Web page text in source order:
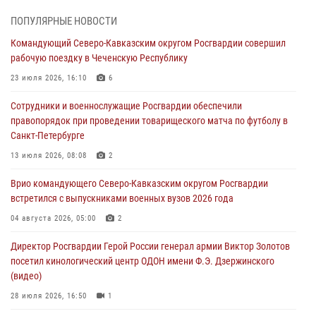
настольному теннису ко Дню физкультурника
08 августа 2026, 07:00
Кузбассе
08 августа 2026, 07:00
ОМОН «Ойрат» Управления Росгвардии по Республике Калмыкия
08 августа 2026, 07:00
В Москве росгвардейцы оказали помощь медикам и девушке с
08 августа 2026, 06:32 1
ПОПУЛЯРНЫЕ НОВОСТИ
Командующий Северо-Кавказским округом Росгвардии совершил
рабочую поездку в Чеченскую Республику
23 июля 2026, 16:10 6
Сотрудники и военнослужащие Росгвардии обеспечили
правопорядок при проведении товарищеского матча по футболу в
Санкт-Петербурге
13 июля 2026, 08:08 2
Врио командующего Северо-Кавказским округом Росгвардии
встретился с выпускниками военных вузов 2026 года
04 августа 2026, 05:00 2
Директор Росгвардии Герой России генерал армии Виктор Золотов
посетил кинологический центр ОДОН имени Ф.Э. Дзержинского
(видео)
28 июля 2026, 16:50 1